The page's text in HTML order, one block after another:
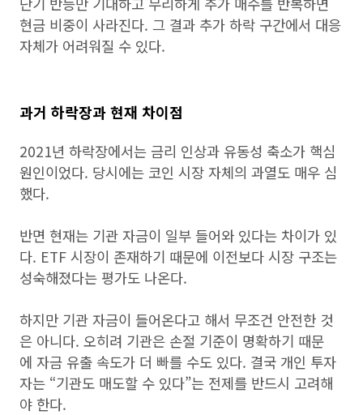
현금 비중이 사라진다. 그 결과 추가 하락 구간에서 대응
자체가 어려워질 수 있다.
과거 하락장과 현재 차이점
2021년 하락장에서는 금리 인상과 유동성 축소가 핵심
원인이었다. 당시에는 코인 시장 자체의 과열도 매우 심
했다.
반면 현재는 기관 자금이 일부 들어와 있다는 차이가 있
다. ETF 시장이 존재하기 때문에 이전보다 시장 구조는
성숙해졌다는 평가도 나온다.
하지만 기관 자금이 들어온다고 해서 무조건 안전한 것
은 아니다. 오히려 기관은 손절 기준이 명확하기 때문
에 자금 유출 속도가 더 빠를 수도 있다. 결국 개인 투자
자는 “기관도 매도할 수 있다”는 전제를 반드시 고려해
야 한다.